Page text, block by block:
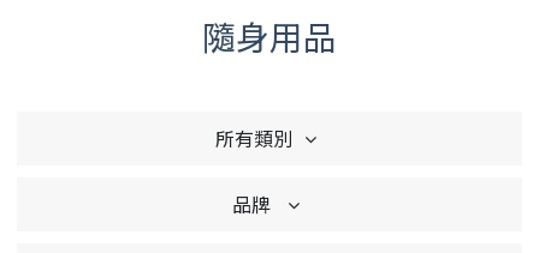
隨身用品
所有類別
品牌